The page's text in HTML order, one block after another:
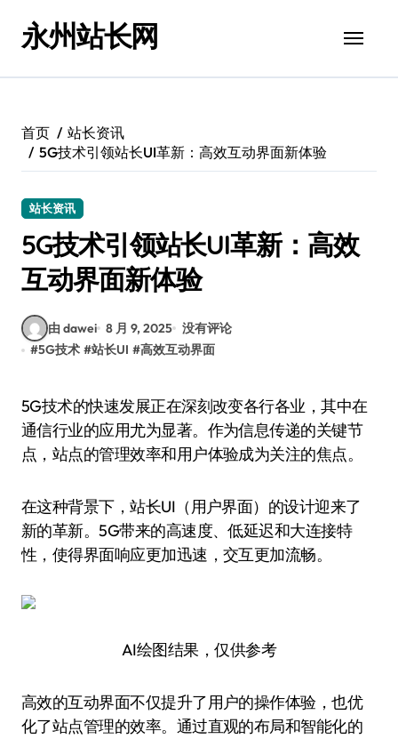
永州站长网
首页
站长资讯
5G技术引领站长UI革新：高效互动界面新体验
站长资讯
5G技术引领站长UI革新：高效
互动界面新体验
由 dawei 8 月 9, 2025 没有评论
#5G技术 #站长UI #高效互动界面
5G技术的快速发展正在深刻改变各行各业，其中在
通信行业的应用尤为显著。作为信息传递的关键节
点，站点的管理效率和用户体验成为关注的焦点。
在这种背景下，站长UI（用户界面）的设计迎来了
新的革新。5G带来的高速度、低延迟和大连接特
性，使得界面响应更加迅速，交互更加流畅。
AI绘图结果，仅供参考
高效的互动界面不仅提升了用户的操作体验，也优
化了站点管理的效率。通过直观的布局和智能化的